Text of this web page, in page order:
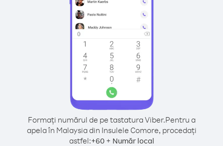
Formați numărul de pe tastatura Viber.Pentru a
apela în Malaysia din Insulele Comore, procedați
astfel:+60+ Număr local